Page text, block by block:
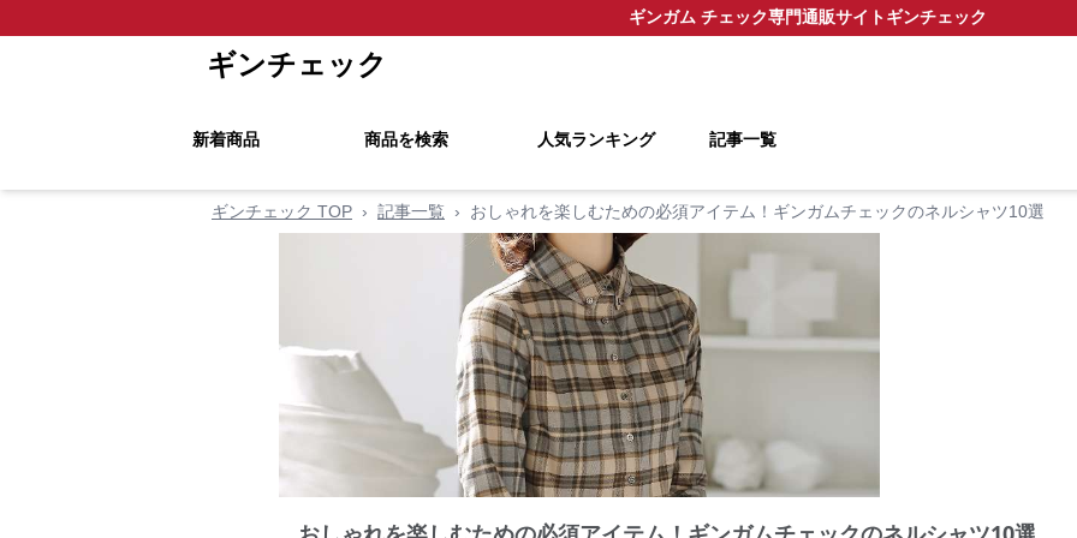
ギンガム チェック専門通販サイトギンチェック
ギンチェック
新着商品 商品を検索 人気ランキング 記事一覧
ギンチェック TOP › 記事一覧 › おしゃれを楽しむための必須アイテム！ギンガムチェックのネルシャツ10選